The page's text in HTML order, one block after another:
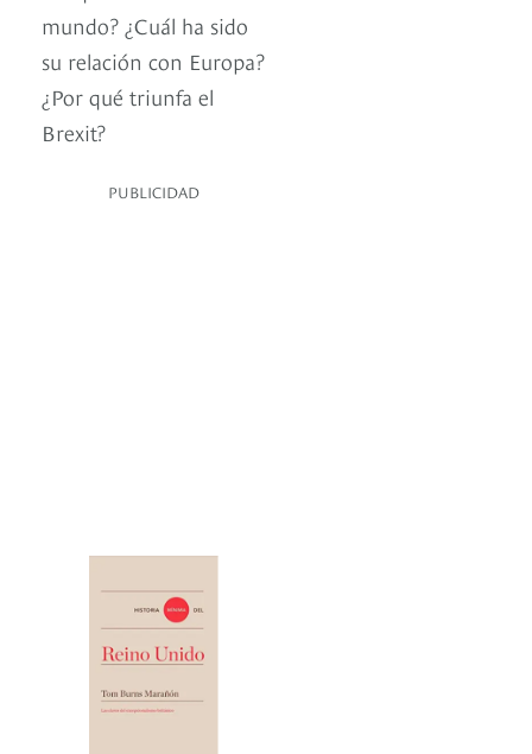
mundo? ¿Cuál ha sido
su relación con Europa?
¿Por qué triunfa el
Brexit?
PUBLICIDAD